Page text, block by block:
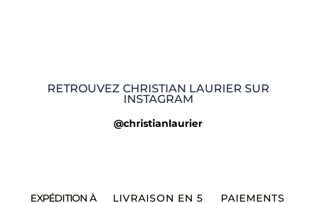
RETROUVEZ CHRISTIAN LAURIER SUR
INSTAGRAM
@christianlaurier
EXPÉDITION À
LIVRAISON EN 5
PAIEMENTS